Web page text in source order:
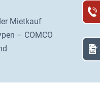
Mietkauf
– COMCO